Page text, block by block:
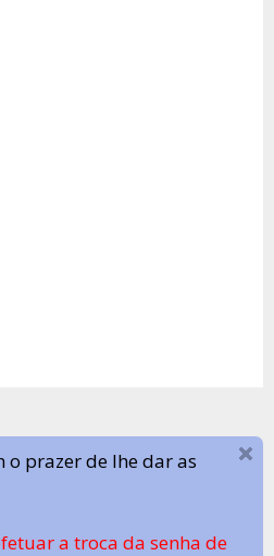
o prazer de lhe dar as
a troca da senha de